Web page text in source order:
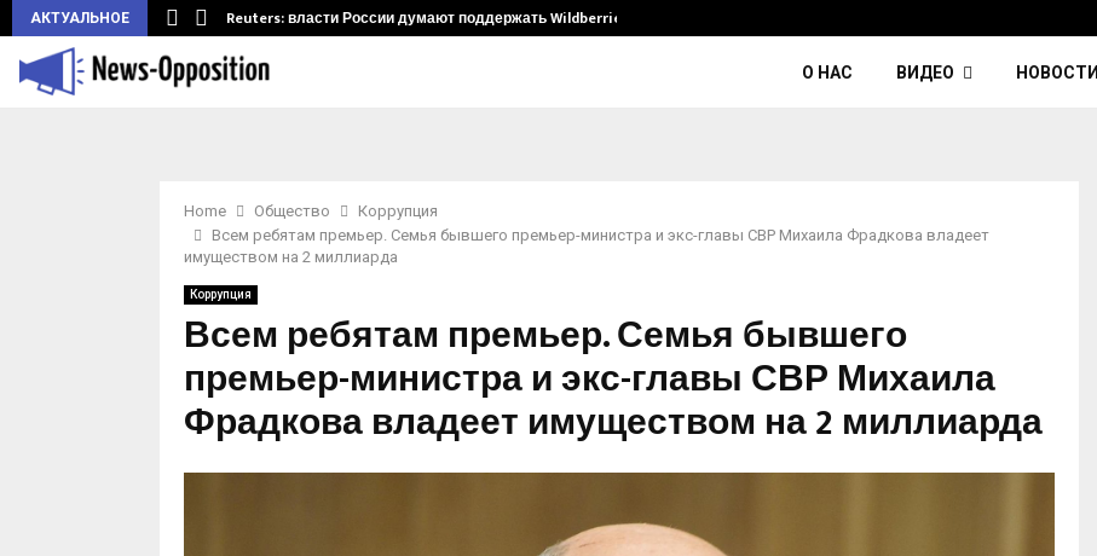
АКТУАЛЬНОЕ Reuters: власти России думают поддержать Wildberries и его…
О НАС ВИДЕО НОВОСТИ
Home Общество
Коррупция
Всем ребятам премьер. Семья бывшего премьер-министра и экс-главы СВР Михаила Фрадкова владеет
имуществом на 2 миллиарда
Коррупция
Всем ребятам премьер. Семья бывшего
премьер-министра и экс-главы СВР Михаила
Фрадкова владеет имуществом на 2 миллиарда